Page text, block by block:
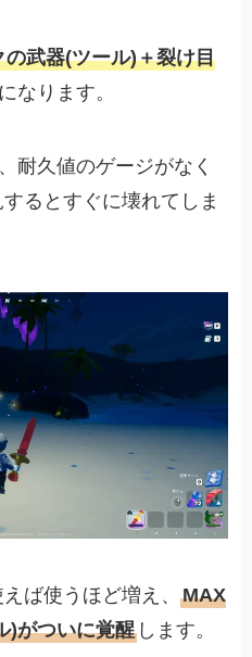
の武器(ツール)＋裂け目
になります。
耐久値のゲージがなく
るとすぐに壊れてしま
ば使うほど増え、MAX
)がついに覚醒 します。